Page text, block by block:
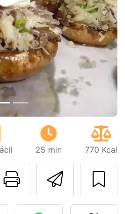
Next
25 min 770 Kcal
Imprima
com o autor